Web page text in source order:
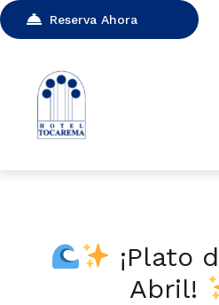
Reserva Ahora
¡Plato
Abril!